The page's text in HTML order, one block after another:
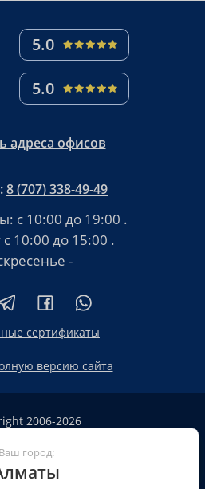
5.0
5.0
адреса офисов
8 (707) 338-49-49
с 10:00 до 19:00 .
с 10:00 до 15:00 .
-
сертификаты
версию сайта
2006-2026
публичной офертой
соглашение
Ваш город: